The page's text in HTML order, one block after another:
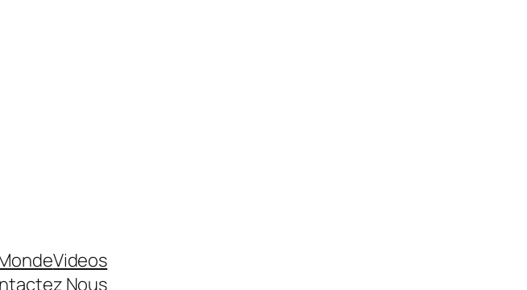
Videos
Nous